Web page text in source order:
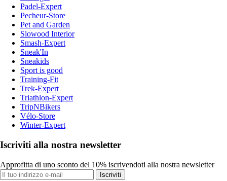
Padel-Expert
Pecheur-Store
Pet and Garden
Slowood Interior
Smash-Expert
Sneak'In
Sneakids
Sport is good
Training-Fit
Trek-Expert
Triathlon-Expert
TripNBikers
Vélo-Store
Winter-Expert
Iscriviti alla nostra newsletter
Approfitta di uno sconto del 10% iscrivendoti alla nostra newsletter
Iscriviti